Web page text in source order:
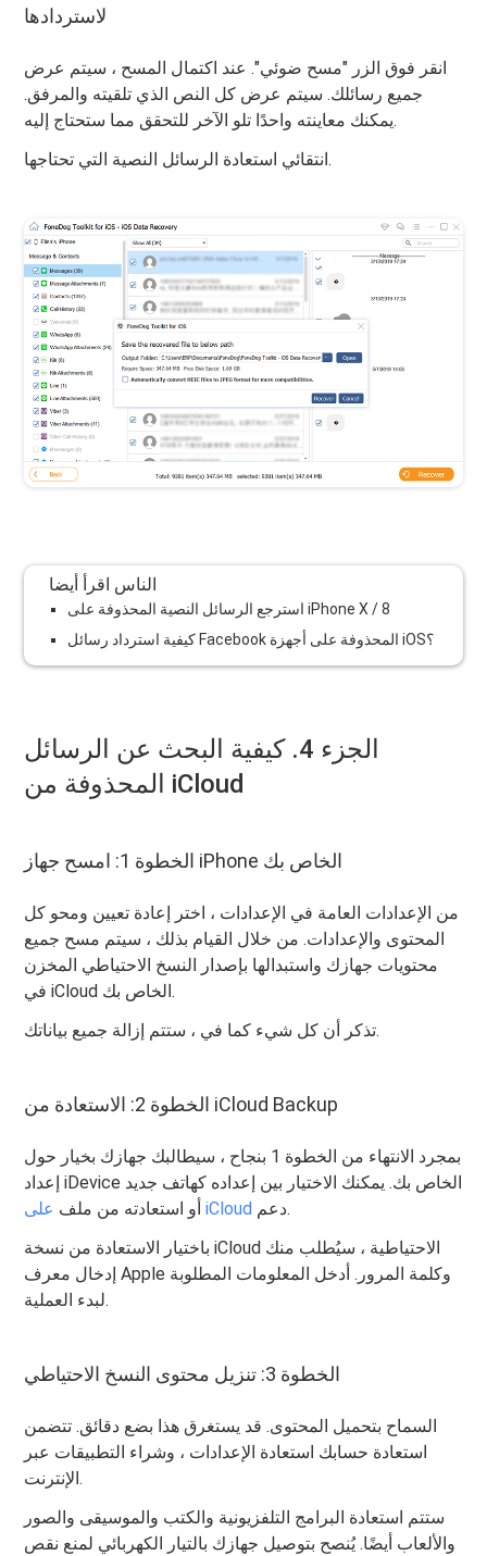
لاستردادها
انقر فوق الزر "مسح ضوئي". عند اكتمال المسح ، سيتم عرض
جميع رسائلك. سيتم عرض كل النص الذي تلقيته والمرفق.
يمكنك معاينته واحدًا تلو الآخر للتحقق مما ستحتاج إليه.
انتقائي استعادة الرسائل النصية التي تحتاجها.
الناس اقرأ أيضا
استرجع الرسائل النصية المحذوفة على iPhone X / 8
كيفية استرداد رسائل Facebook المحذوفة على أجهزة iOS؟
الجزء 4. كيفية البحث عن الرسائل
المحذوفة من iCloud
الخطوة 1: امسح جهاز iPhone الخاص بك
من الإعدادات العامة في الإعدادات ، اختر إعادة تعيين ومحو كل
المحتوى والإعدادات. من خلال القيام بذلك ، سيتم مسح جميع
محتويات جهازك واستبدالها بإصدار النسخ الاحتياطي المخزن
في iCloud الخاص بك.
تذكر أن كل شيء كما في ، ستتم إزالة جميع بياناتك.
الخطوة 2: الاستعادة من iCloud Backup
بمجرد الانتهاء من الخطوة 1 بنجاح ، سيطالبك جهازك بخيار حول
إعداد iDevice الخاص بك. يمكنك الاختيار بين إعداده كهاتف جديد
أو استعادته من ملف على iCloud
دعم.
باختيار الاستعادة من نسخة iCloud الاحتياطية ، سيُطلب منك
إدخال معرف Apple وكلمة المرور. أدخل المعلومات المطلوبة
لبدء العملية.
الخطوة 3: تنزيل محتوى النسخ الاحتياطي
السماح بتحميل المحتوى. قد يستغرق هذا بضع دقائق. تتضمن
استعادة حسابك استعادة الإعدادات ، وشراء التطبيقات عبر
الإنترنت.
ستتم استعادة البرامج التلفزيونية والكتب والموسيقى والصور
والألعاب أيضًا. يُنصح بتوصيل جهازك بالتيار الكهربائي لمنع نقص